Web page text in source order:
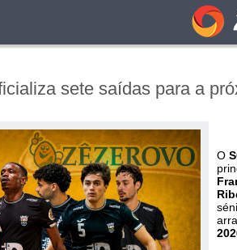
sete saídas para a
O